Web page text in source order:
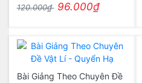
120.000₫ 96.000₫
Bài Giảng Theo Chuyên Đề